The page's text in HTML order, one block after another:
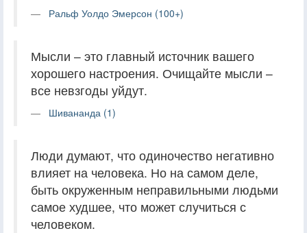
Ральф Уолдо Эмерсон (100+)
Мысли – это главный источник вашего
хорошего настроения. Очищайте мысли –
все невзгоды уйдут.
Шивананда (1)
Люди думают, что одиночество негативно
влияет на человека. Но на самом деле,
быть окруженным неправильными людьми
самое худшее, что может случиться с
человеком.